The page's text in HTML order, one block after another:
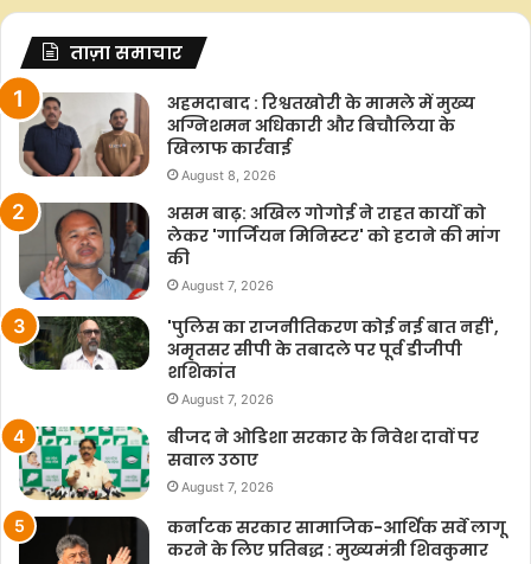
ताज़ा समाचार
अहमदाबाद : रिश्वतखोरी के मामले में मुख्य
अग्निशमन अधिकारी और बिचौलिया के
खिलाफ कार्रवाई
August 8, 2026
असम बाढ़: अखिल गोगोई ने राहत कार्यों को
लेकर 'गार्जियन मिनिस्टर' को हटाने की मांग
की
August 7, 2026
'पुलिस का राजनीतिकरण कोई नई बात नहीं',
अमृतसर सीपी के तबादले पर पूर्व डीजीपी
शशिकांत
August 7, 2026
बीजद ने ओडिशा सरकार के निवेश दावों पर
सवाल उठाए
August 7, 2026
कर्नाटक सरकार सामाजिक-आर्थिक सर्वे लागू
करने के लिए प्रतिबद्ध : मुख्यमंत्री शिवकुमार